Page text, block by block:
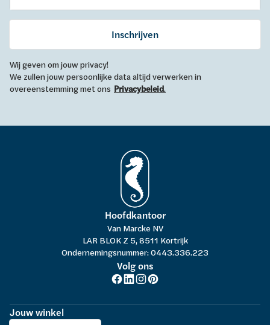
Inschrijven
Wij geven om jouw privacy!
We zullen jouw persoonlijke data altijd verwerken in
overeenstemming met ons Privacybeleid.
Hoofdkantoor
Van Marcke NV
LAR BLOK Z 5, 8511 Kortrijk
Ondernemingsnummer: 0443.336.223
Volg ons
Jouw winkel